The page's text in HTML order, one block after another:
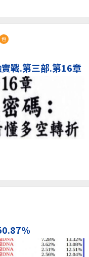
包
戰.第三部.第16章